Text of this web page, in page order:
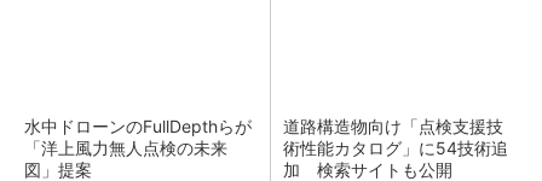
水中ドローンのFullDepthらが
「洋上風力無人点検の未来
図」提案
道路構造物向け「点検支援技
術性能カタログ」に54技術追
加 検索サイトも公開